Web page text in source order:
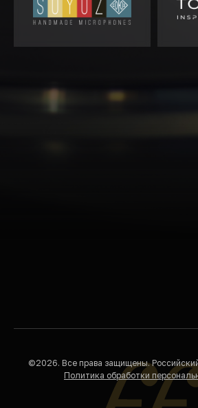
©2026. Все права защищены.
Политика обработки